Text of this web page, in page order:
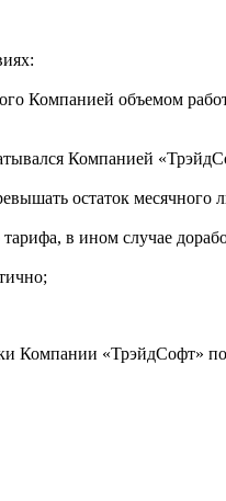
Компанией объемом
Компанией
остаток месячного
в ином случае
Компании «ТрэйдСофт»